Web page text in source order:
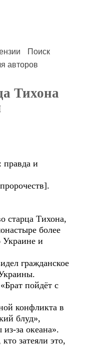
Поиск
авторов
Тихона
правда и
старца Тихона,
более
Украине и
гражданское
пойдёт с
конфликта в
блуд»,
за океана».
затеяли это,